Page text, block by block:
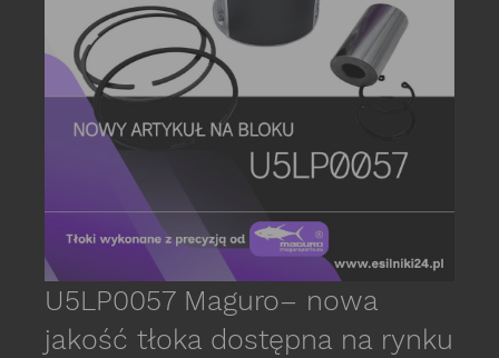
U5LP0057 Maguro– nowa
jakość tłoka dostępna na rynku